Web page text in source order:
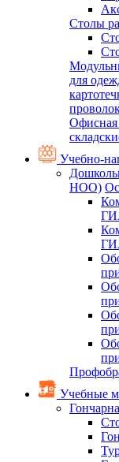
Столы
для
Офисная
Учебно-
НОО)
Учебные